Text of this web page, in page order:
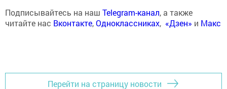
Подписывайтесь на наш Telegram-канал, а также
читайте нас Вконтакте,Одноклассниках, «Дзен» и Макс
Перейти на страницу новости